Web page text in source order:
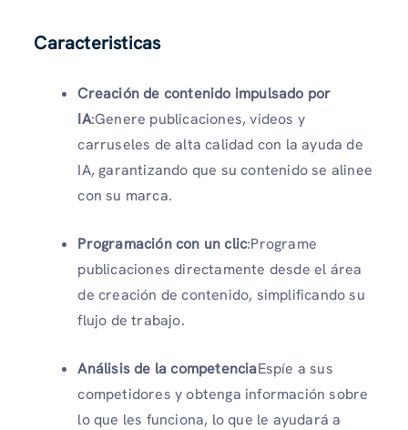
Caracteristicas
Creación de contenido impulsado por
IA:Genere publicaciones, videos y
carruseles de alta calidad con la ayuda de
IA, garantizando que su contenido se alinee
con su marca.
Programación con un clic:Programe
publicaciones directamente desde el área
de creación de contenido, simplificando su
flujo de trabajo.
Análisis de la competenciaEspíe a sus
competidores y obtenga información sobre
lo que les funciona, lo que le ayudará a